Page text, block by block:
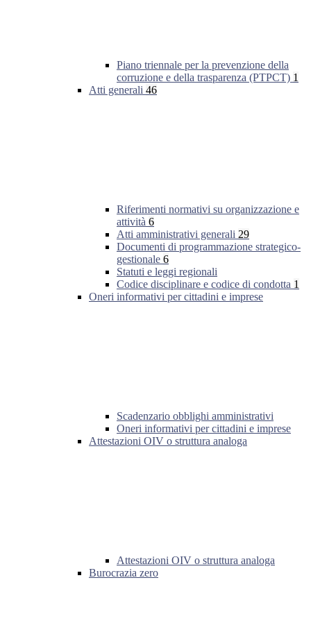
Piano triennale per la prevenzione della
corruzione e della trasparenza (PTPCT) 1
Atti generali 46
Riferimenti normativi su organizzazione e
attività 6
Atti amministrativi generali 29
Documenti di programmazione strategico-
gestionale 6
Statuti e leggi regionali
Codice disciplinare e codice di condotta 1
Oneri informativi per cittadini e imprese
Scadenzario obblighi amministrativi
Oneri informativi per cittadini e imprese
Attestazioni OIV o struttura analoga
Attestazioni OIV o struttura analoga
Burocrazia zero